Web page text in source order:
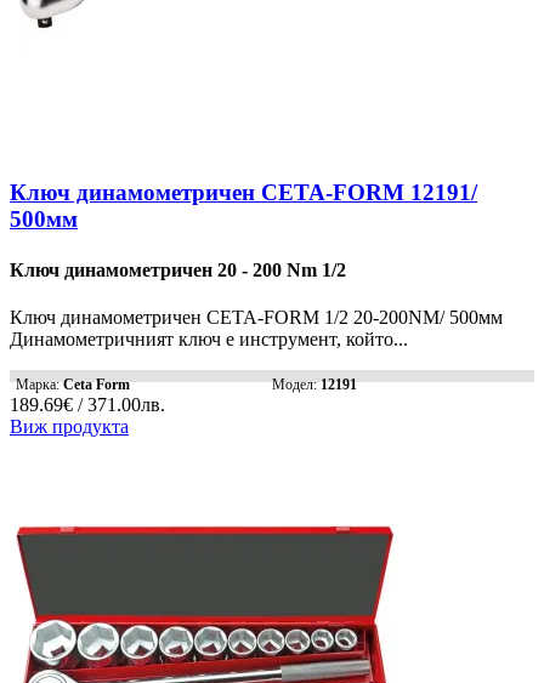
Ключ динамометричен CETA-FORM 12191/
500мм
Ключ динамометричен 20 - 200 Nm 1/2
Ключ динамометричен CETA-FORM 1/2 20-200NM/ 500мм
Динамометричният ключ е инструмент, който...
Марка:Ceta Form Модел:12191
189.69€ / 371.00лв.
Виж продукта